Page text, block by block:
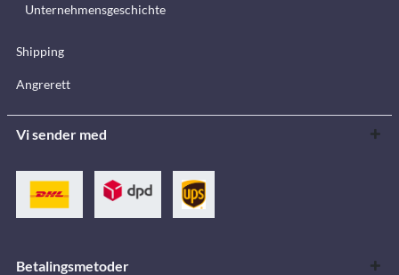
Unternehmensgeschichte
Shipping
Angrerett
Vi sender med
Betalingsmetoder